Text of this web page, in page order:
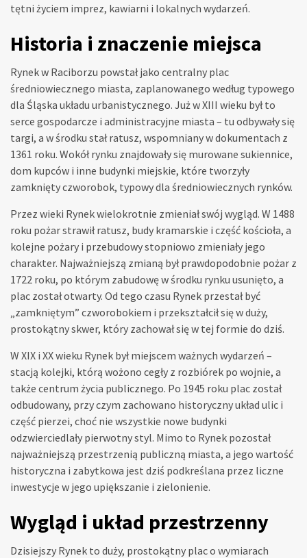
tętni życiem imprez, kawiarni i lokalnych wydarzeń.
Historia i znaczenie miejsca
Rynek w Raciborzu powstał jako centralny plac
średniowiecznego miasta, zaplanowanego według typowego
dla Śląska układu urbanistycznego. Już w XIII wieku był to
serce gospodarcze i administracyjne miasta – tu odbywały się
targi, a w środku stał ratusz, wspomniany w dokumentach z
1361 roku. Wokół rynku znajdowały się murowane sukiennice,
dom kupców i inne budynki miejskie, które tworzyły
zamknięty czworobok, typowy dla średniowiecznych rynków.
Przez wieki Rynek wielokrotnie zmieniał swój wygląd. W 1488
roku pożar strawił ratusz, budy kramarskie i część kościoła, a
kolejne pożary i przebudowy stopniowo zmieniały jego
charakter. Najważniejszą zmianą był prawdopodobnie pożar z
1722 roku, po którym zabudowę w środku rynku usunięto, a
plac został otwarty. Od tego czasu Rynek przestał być
„zamkniętym” czworobokiem i przekształcił się w duży,
prostokątny skwer, który zachował się w tej formie do dziś.
W XIX i XX wieku Rynek był miejscem ważnych wydarzeń –
stacją kolejki, którą wożono cegły z rozbiórek po wojnie, a
także centrum życia publicznego. Po 1945 roku plac został
odbudowany, przy czym zachowano historyczny układ ulic i
część pierzei, choć nie wszystkie nowe budynki
odzwierciedlały pierwotny styl. Mimo to Rynek pozostał
najważniejszą przestrzenią publiczną miasta, a jego wartość
historyczna i zabytkowa jest dziś podkreślana przez liczne
inwestycje w jego upiększanie i zielonienie.
Wygląd i układ przestrzenny
Dzisiejszy Rynek to duży, prostokątny plac o wymiarach